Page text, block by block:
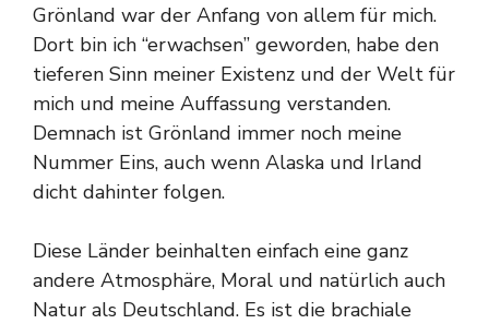
Grönland war der Anfang von allem für mich.
Dort bin ich “erwachsen” geworden, habe den
tieferen Sinn meiner Existenz und der Welt für
mich und meine Auffassung verstanden.
Demnach ist Grönland immer noch meine
Nummer Eins, auch wenn Alaska und Irland
dicht dahinter folgen.
Diese Länder beinhalten einfach eine ganz
andere Atmosphäre, Moral und natürlich auch
Natur als Deutschland. Es ist die brachiale